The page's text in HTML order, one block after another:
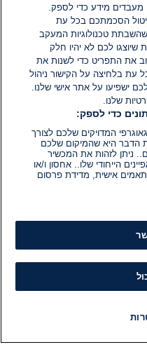
מעבדים מידע כדי לספק.
הסכמתכם בכל עת
טכנולוגיות המעקב
לכם לא יהיו חלק
את התפריט כדי לשנות את
בלחיצה על הקישור ניהול
ישפיעו על אתר אישי שלנו.
שלנו.
כדי לספק:
המדויקים שלכם לצורך
הדבר היא שהמיקום שלכם
ניתן לזהות את המכשיר
הייחודי שלו.. אחסון ו/או
אישית, מדידת פרסום